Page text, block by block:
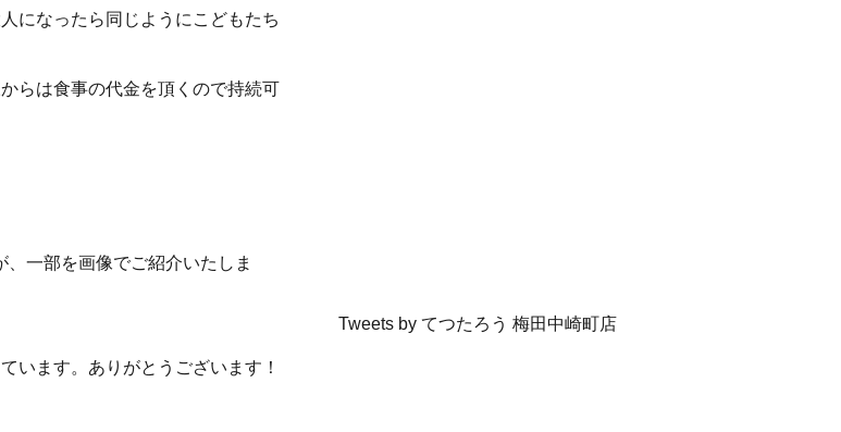
になったら同じようにこどもたち
らは食事の代金を頂くので持続可
一部を画像でご紹介いたしま
います。ありがとうございます！
Tweets by てつたろう 梅田中崎町店